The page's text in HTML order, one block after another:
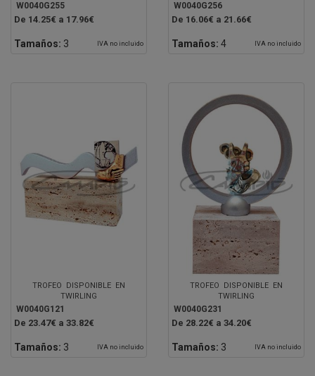
W0040G255
De 14.25€ a 17.96€
Tamaños: 3 IVA no incluido
W0040G256
De 16.06€ a 21.66€
Tamaños: 4 IVA no incluido
TROFEO DISPONIBLE EN
TWIRLING
W0040G121
De 23.47€ a 33.82€
Tamaños: 3 IVA no incluido
TROFEO DISPONIBLE EN
TWIRLING
W0040G231
De 28.22€ a 34.20€
Tamaños: 3 IVA no incluido